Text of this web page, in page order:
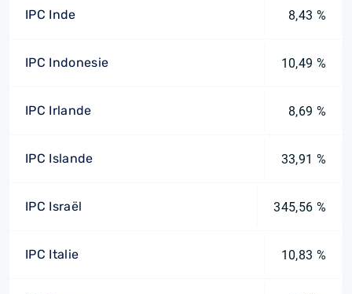
IPC Inde 8,43 %
IPC Indonesie 10,49 %
IPC Irlande 8,69 %
IPC Islande 33,91 %
IPC Israël 345,56 %
IPC Italie 10,83 %